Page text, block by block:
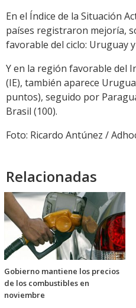
En el Índice de la Situación
países registraron mejoría,
favorable del ciclo: Uruguay
Y en la región favorable del
(IE), también aparece
puntos), seguido por
Brasil (100).
Foto: Ricardo Antúnez /
Relacionadas
Gobierno mantiene los precios
de los combustibles en
noviembre